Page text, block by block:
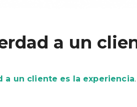
a un
un cliente es la experiencia.